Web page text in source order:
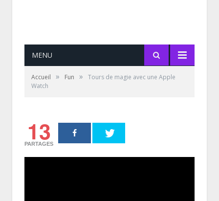
MENU
Accueil » Fun »
Tours de magie avec une Apple
Watch
13
PARTAGES